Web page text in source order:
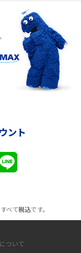
や向いている方の特
は？メリット・デメリ
リットを解説
ットや選び方を解説
信費を抑える方法も紹
ント
べて税込です。
ついて